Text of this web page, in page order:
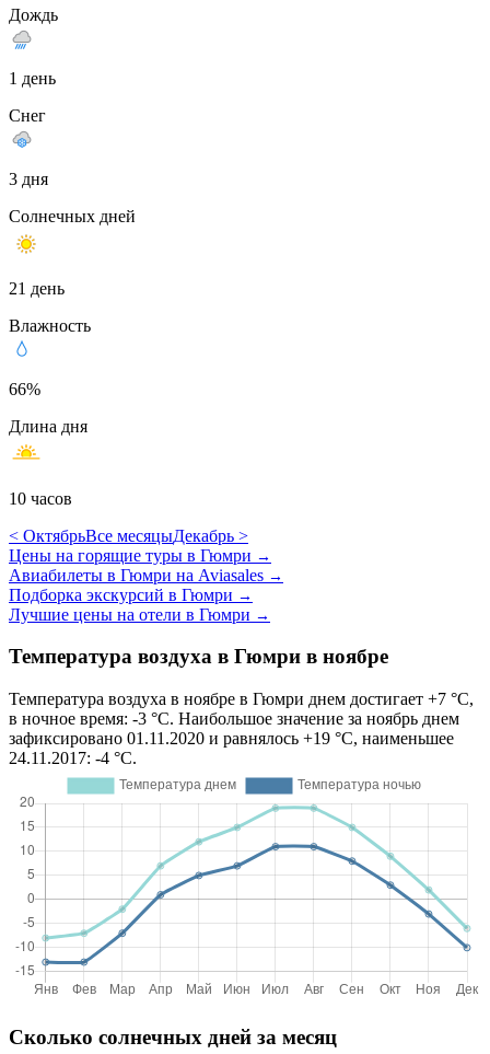
Дождь
1 день
Снег
3 дня
Солнечных дней
21 день
Влажность
66%
Длина дня
10 часов
< ОктябрьВсе месяцыДекабрь >
Цены на горящие туры в Гюмри →
Авиабилеты в Гюмри на Aviasales →
Подборка экскурсий в Гюмри →
Лучшие цены на отели в Гюмри →
Температура воздуха в Гюмри в ноябре
Температура воздуха в ноябре в Гюмри днем достигает +7 °C,
в ночное время: -3 °C. Наибольшое значение за ноябрь днем
зафиксировано 01.11.2020 и равнялось +19 °C, наименьшее
24.11.2017: -4 °C.
Сколько солнечных дней за месяц